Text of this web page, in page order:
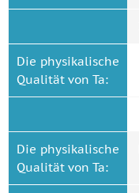
Die physikalische
Qualität von Ta:
Die physikalische
Qualität von Ta: